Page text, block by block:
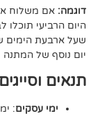
לבקש את ההטבה
לצבור 25 נקודות נוספות.
: ימים א'-ה' בלבד.